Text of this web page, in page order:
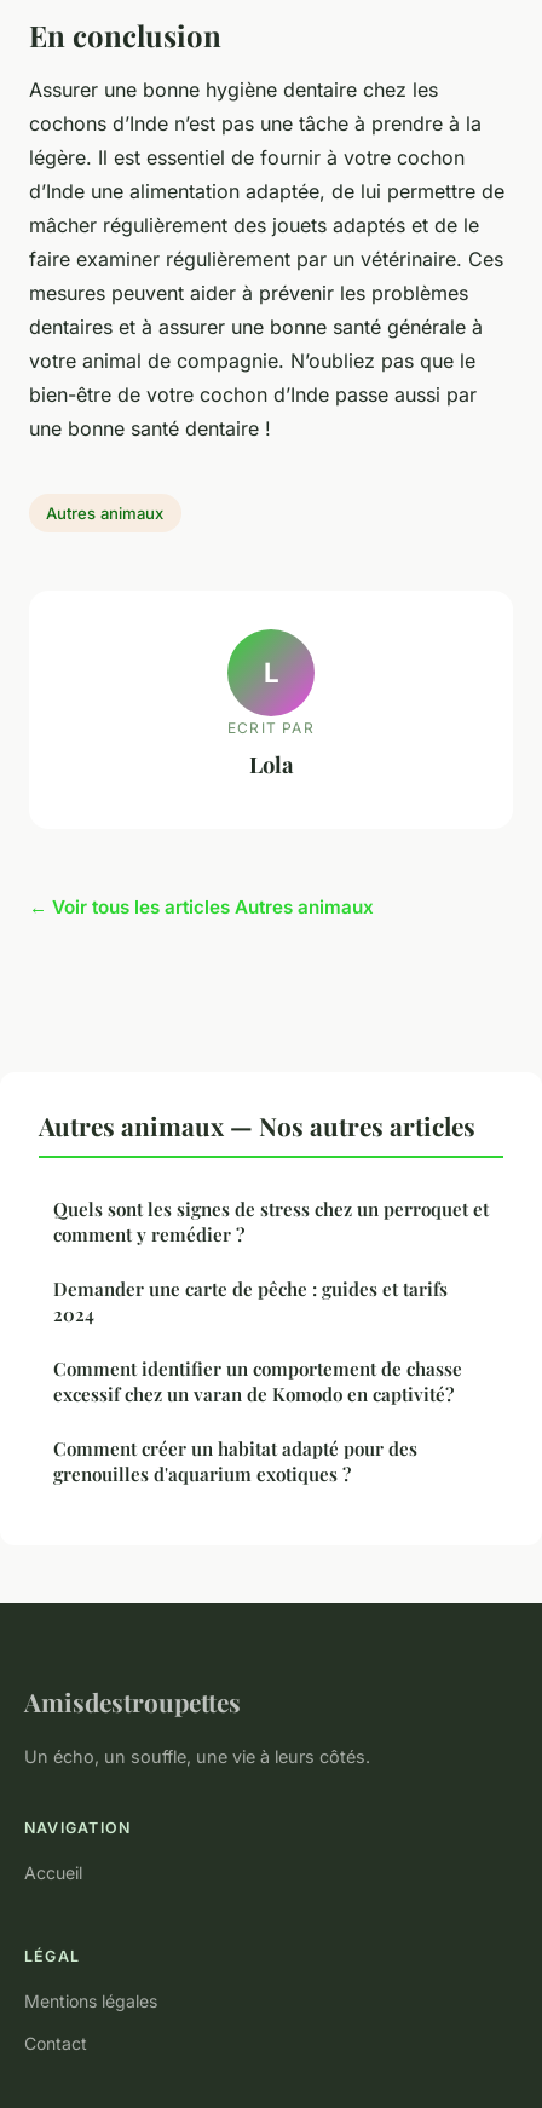
En conclusion
Assurer une bonne hygiène dentaire chez les
cochons d’Inde n’est pas une tâche à prendre à la
légère. Il est essentiel de fournir à votre cochon
d’Inde une alimentation adaptée, de lui permettre de
mâcher régulièrement des jouets adaptés et de le
faire examiner régulièrement par un vétérinaire. Ces
mesures peuvent aider à prévenir les problèmes
dentaires et à assurer une bonne santé générale à
votre animal de compagnie. N’oubliez pas que le
bien-être de votre cochon d’Inde passe aussi par
une bonne santé dentaire !
Autres animaux
L
ECRIT PAR
Lola
← Voir tous les articles Autres animaux
Autres animaux — Nos autres articles
Quels sont les signes de stress chez un perroquet et
comment y remédier ?
Demander une carte de pêche : guides et tarifs
2024
Comment identifier un comportement de chasse
excessif chez un varan de Komodo en captivité?
Comment créer un habitat adapté pour des
grenouilles d'aquarium exotiques ?
Amisdestroupettes
Un écho, un souffle, une vie à leurs côtés.
NAVIGATION
Accueil
LÉGAL
Mentions légales
Contact